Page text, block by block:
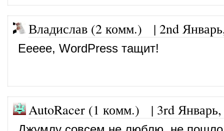
Владислав (2 комм.) | 2nd
Еееее, WordPress тащит!
AutoRacer (1 комм.) | 3rd